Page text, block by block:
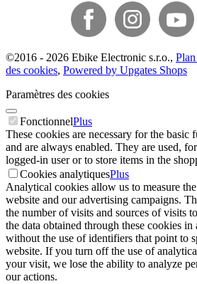
©2016 - 2026 Ebike Electronic s.r.o.,
des cookies, Powered by Upgates Shops
Paramètres des cookies
FonctionnelPlus
These cookies are necessary for the
and are always enabled. They are used,
logged-in user or to store items in the
Cookies analytiquesPlus
Analytical cookies allow us to measure
website and our advertising campaigns.
the number of visits and sources of visits
the data obtained through these cookies in
without the use of identifiers that point to
website. If you turn off the use of
your visit, we lose the ability to analyze
our actions.